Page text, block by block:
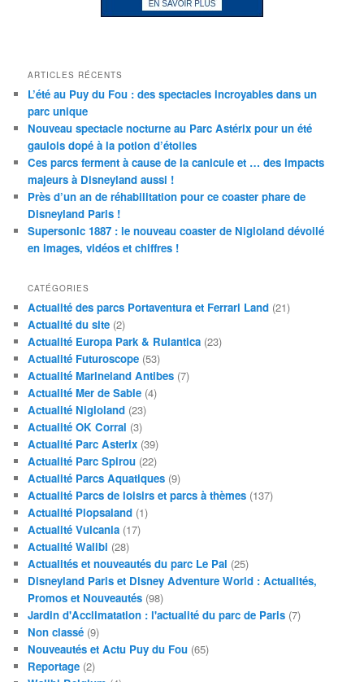
ARTICLES RÉCENTS
L’été au Puy du Fou : des spectacles incroyables dans un
parc unique
Nouveau spectacle nocturne au Parc Astérix pour un été
gaulois dopé à la potion d’étoiles
Ces parcs ferment à cause de la canicule et … des impacts
majeurs à Disneyland aussi !
Près d’un an de réhabilitation pour ce coaster phare de
Disneyland Paris !
Supersonic 1887 : le nouveau coaster de Nigloland dévoilé
en images, vidéos et chiffres !
CATÉGORIES
Actualité des parcs Portaventura et Ferrari Land (21)
Actualité du site (2)
Actualité Europa Park & Rulantica (23)
Actualité Futuroscope (53)
Actualité Marineland Antibes (7)
Actualité Mer de Sable (4)
Actualité Nigloland (23)
Actualité OK Corral (3)
Actualité Parc Asterix (39)
Actualité Parc Spirou (22)
Actualité Parcs Aquatiques (9)
Actualité Parcs de loisirs et parcs à thèmes (137)
Actualité Plopsaland (1)
Actualité Vulcania (17)
Actualité Walibi (28)
Actualités et nouveautés du parc Le Pal (25)
Disneyland Paris et Disney Adventure World : Actualités,
Promos et Nouveautés (98)
Jardin d'Acclimatation : l'actualité du parc de Paris (7)
Non classé (9)
Nouveautés et Actu Puy du Fou (65)
Reportage (2)